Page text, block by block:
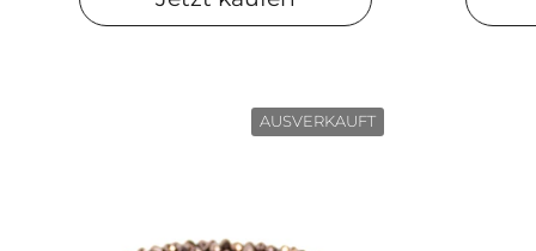
AUSVERKAUFT